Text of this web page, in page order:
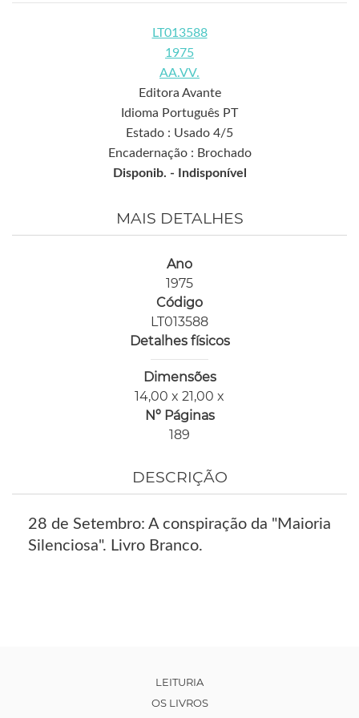
LT013588
1975
AA.VV.
Editora Avante
Idioma Português PT
Estado : Usado 4/5
Encadernação : Brochado
Disponib. -
Indisponível
MAIS DETALHES
Ano
1975
Código
LT013588
Detalhes físicos
Dimensões
14,00 x 21,00 x
Nº Páginas
189
DESCRIÇÃO
28 de Setembro: A conspiração da "Maioria
Silenciosa". Livro Branco.
LEITURIA
OS LIVROS